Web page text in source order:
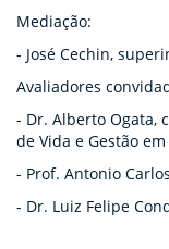
Mediação:
- José Cechin,
Avaliadores
- Dr. Alberto Ogata,
de Vida e Gestão
- Prof. Antonio
- Dr. Luiz Felipe